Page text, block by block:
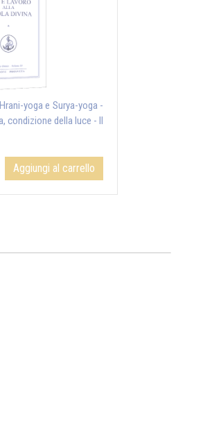
yoga e Surya-yoga -
condizione della luce - Il
Aggiungi al carrello